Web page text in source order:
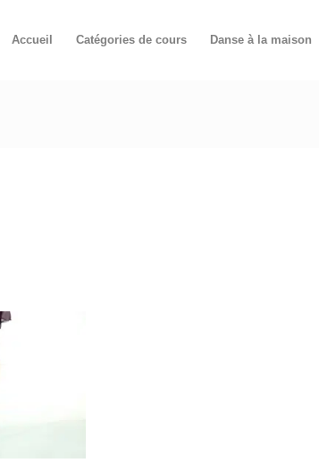
Accueil Catégories de cours Danse à la maison